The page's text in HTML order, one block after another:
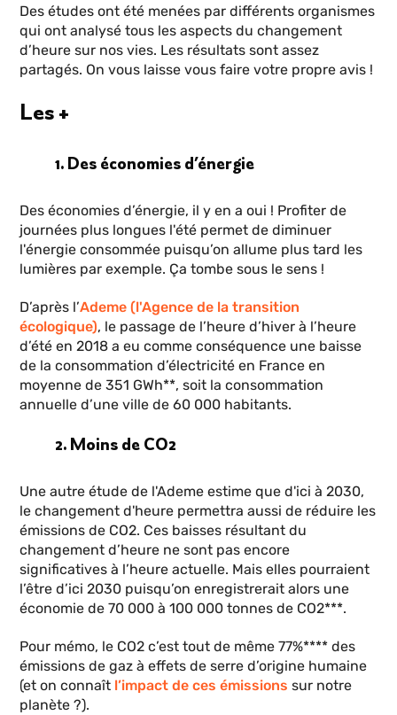
Des études ont été menées par différents organismes
qui ont analysé tous les aspects du changement
d’heure sur nos vies. Les résultats sont assez
partagés. On vous laisse vous faire votre propre avis !​
Les +
1. Des économies d’énergie
Des économies d’énergie, il y en a oui ! Profiter de
journées plus longues l'été permet de diminuer
l'énergie consommée puisqu’on allume plus tard les
lumières par exemple. Ça tombe sous le sens !
D’après l’Ademe (l'Agence de la transition
écologique), le passage de l’heure d’hiver à l’heure
d’été en 2018 a eu comme conséquence une baisse
de la consommation d’électricité en France en
moyenne de 351 GWh**, soit la consommation
annuelle d’une ville de 60 000 habitants.
2. Moins de CO2
Une autre étude de l'Ademe estime que d'ici à 2030,
le changement d'heure permettra aussi de réduire les
émissions de CO2. Ces baisses résultant du
changement d’heure ne sont pas encore
significatives à l’heure actuelle. Mais elles pourraient
l’être d’ici 2030 puisqu’on enregistrerait alors une
économie de 70 000 à 100 000 tonnes de CO2***.
Pour mémo, le CO2 c’est tout de même 77%**** des
émissions de gaz à effets de serre d’origine humaine
(et on connaît l’impact de ces émissions sur notre
planète ?).